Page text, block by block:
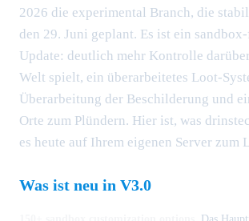
2026 die experimental Branch, die
den 29. Juni geplant. Es ist ein
Update: deutlich mehr Kontrolle
Welt spielt, ein überarbeitetes Loot-
Überarbeitung der Beschilderung und
Orte zum Plündern. Hier ist, was
es heute auf Ihrem eigenen Server zum
Was ist neu in V3.0